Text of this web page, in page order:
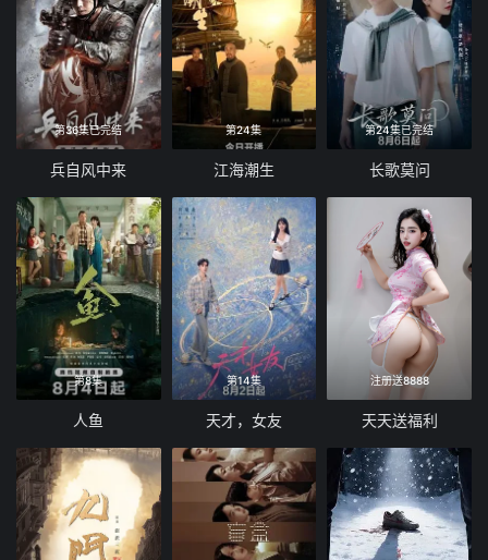
第36集已完结
兵自风中来
第24集
江海潮生
第24集已完结
长歌莫问
第8集
人鱼
第14集
天才，女友
注册送8888
天天送福利